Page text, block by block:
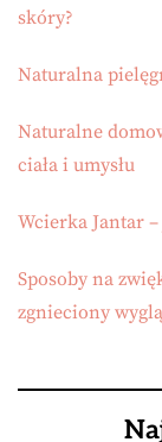
skóry?
Naturalna
Naturalne
ciała i umysłu
Wcierka Jantar
Sposoby na
zgnieciony